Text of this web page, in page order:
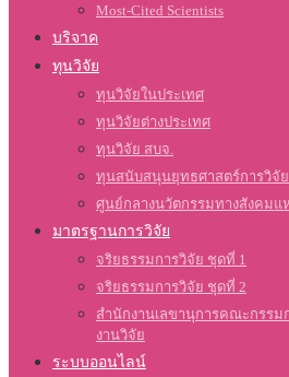
Most-Cited Scientists
บริจาค
ทุนวิจัย
ทุนวิจัยในประเทศ
ทุนวิจัยต่างประเทศ
ทุนวิจัย สบจ.
ทุนสนับสนุนยุทธศาสตร์การวิจัย
ศูนย์กลางนวัตกรรมทางสังคมแ
มาตรฐานการวิจัย
จริยธรรมการวิจัย ชุดที่ 1
จริยธรรมการวิจัย ชุดที่ 2
สำนักงานเลขานุการคณะกรรม
งานวิจัย
ระบบออนไลน์